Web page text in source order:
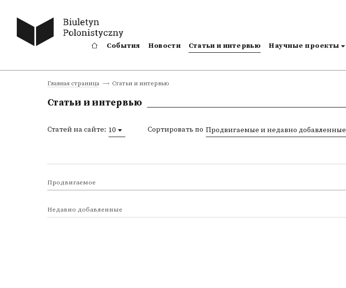
События Новости Статьи и интервью Научные проекты
Главная страница Статьи и интервью
Статьи и интервью
Статей на сайте: 10 Сортировать по Продвигаемые и недавно добавленные
Продвигаемое
Недавно добавленные